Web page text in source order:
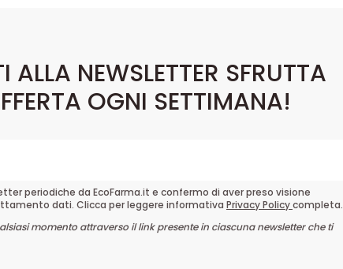
ALLA NEWSLETTER SFRUTTA
OGNI SETTIMANA!
periodiche da EcoFarma.it e confermo di aver preso visione
dati. Clicca per leggere informativa Privacy Policycompleta.
momento attraverso il link presente in ciascuna newsletter che ti